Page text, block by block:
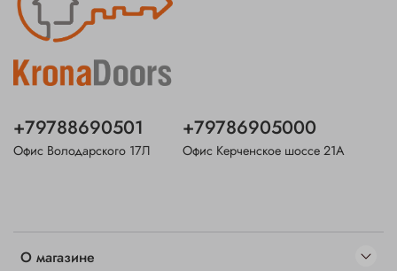
О магазине
+79788690501
Офис Володарского 17Л
+79786905000
Офис Керченское шоссе 21А